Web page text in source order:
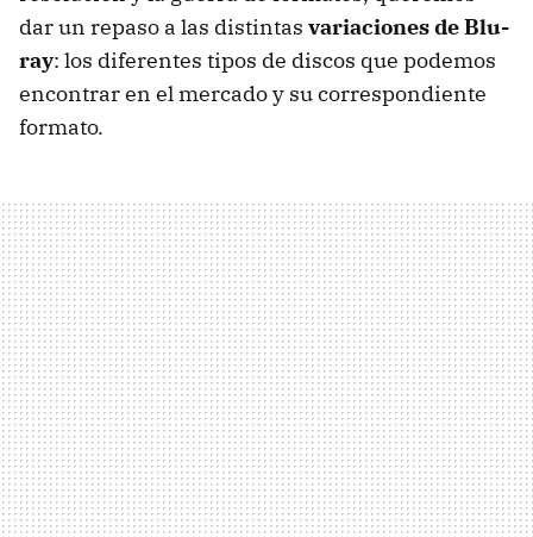
dar un repaso a las distintas variaciones de Blu-
ray: los diferentes tipos de discos que podemos
encontrar en el mercado y su correspondiente
formato.